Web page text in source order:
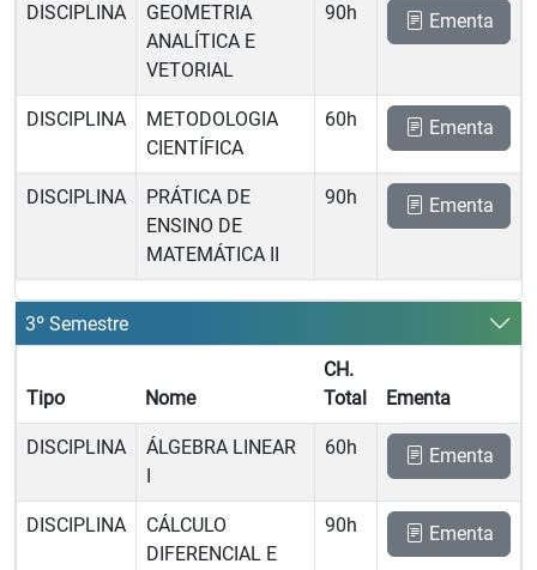
DISCIPLINA
GEOMETRIA
ANALÍTICA E
VETORIAL
90h Ementa
DISCIPLINA
METODOLOGIA
CIENTÍFICA
60h Ementa
DISCIPLINA
PRÁTICA DE
ENSINO DE
MATEMÁTICA II
90h Ementa
3º Semestre
Tipo Nome
CH.
Total
Ementa
DISCIPLINA
ÁLGEBRA LINEAR
I
60h Ementa
DISCIPLINA
CÁLCULO
DIFERENCIAL E
90h Ementa